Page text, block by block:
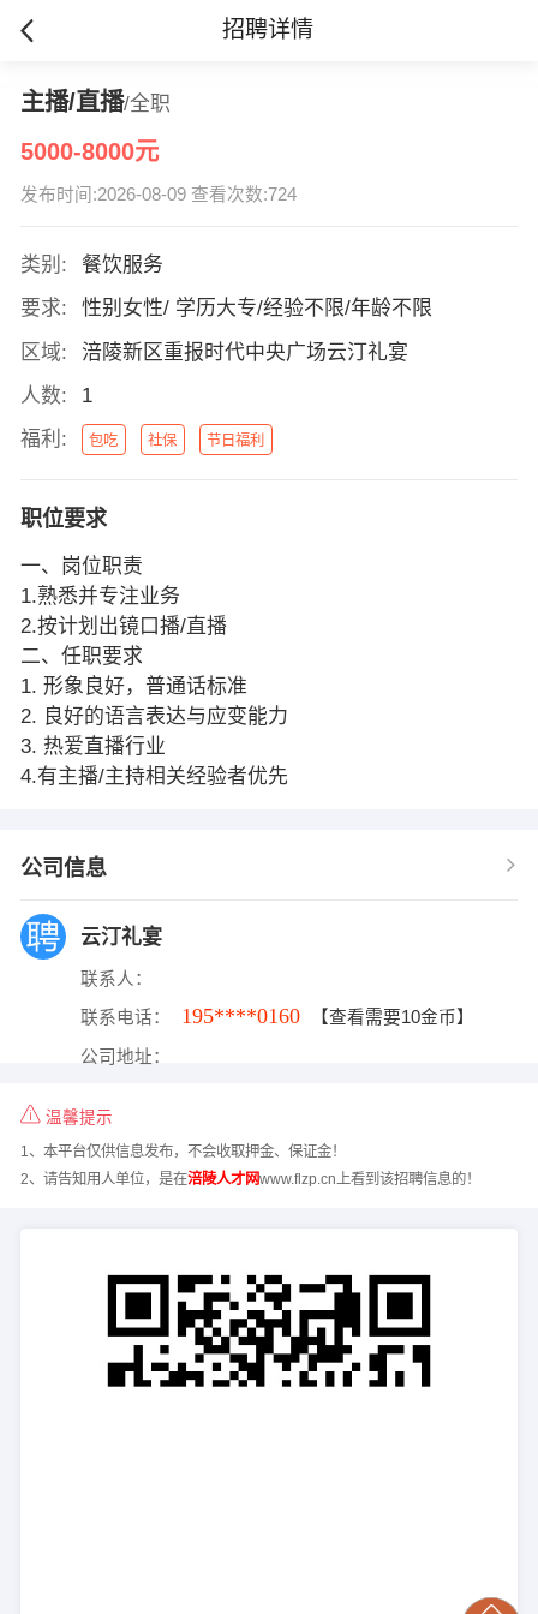
招聘详情
主播/直播/全职
5000-8000元
发布时间:2026-08-09 查看次数:724
类别:
餐饮服务
要求:
性别女性/ 学历大专/经验不限/年龄不限
区域:
涪陵新区重报时代中央广场云汀礼宴
人数:
1
福利:
包吃 社保 节日福利
职位要求
一、岗位职责
1.熟悉并专注业务
2.按计划出镜口播/直播
二、任职要求
1. 形象良好，普通话标准
2. 良好的语言表达与应变能力
3. 热爱直播行业
4.有主播/主持相关经验者优先
公司信息
云汀礼宴
联系人：
联系电话： 195****0160 【查看需要10金币】
公司地址：
温馨提示
1、本平台仅供信息发布，不会收取押金、保证金！
2、请告知用人单位，是在涪陵人才网www.flzp.cn上看到该招聘信息的！